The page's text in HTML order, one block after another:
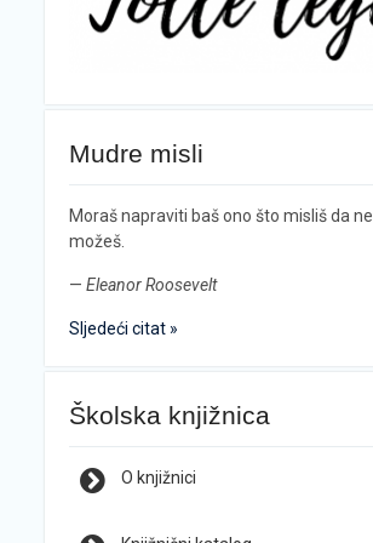
Mudre misli
Moraš napraviti baš ono što misliš da ne
možeš.
— Eleanor Roosevelt
Sljedeći citat »
Školska knjižnica
O knjižnici